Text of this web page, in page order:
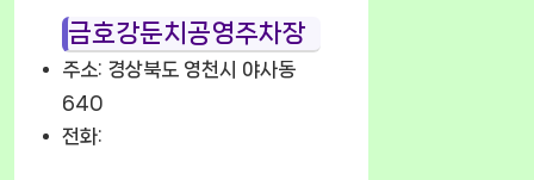
금호강둔치공영주차장
주소: 경상북도 영천시 야사동
640
전화: